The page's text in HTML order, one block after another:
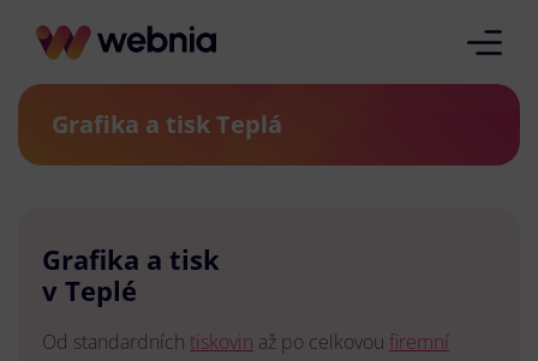
Grafika a tisk Teplá
Grafika a tisk
v Teplé
Od standardních tiskovin až po celkovou firemní